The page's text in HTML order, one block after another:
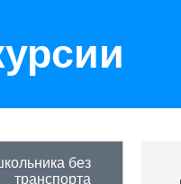
без
транспорта